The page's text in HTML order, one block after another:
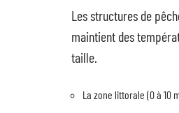
Les structures de
maintient des
taille.
La zone littorale (0 à 10